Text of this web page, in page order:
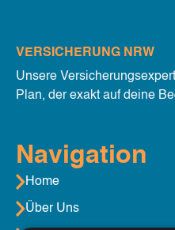
VERSICHERUNG NRW
Unsere
Plan, der exakt auf deine
Navigation
Home
Über Uns